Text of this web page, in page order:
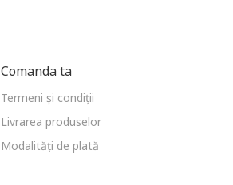
Comanda ta
Termeni și condiții
Livrarea produselor
Modalități de plată